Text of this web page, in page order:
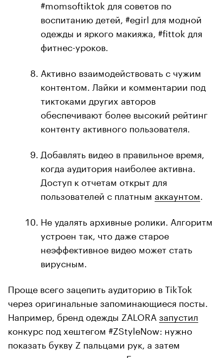
#momsoftiktok для советов по
воспитанию детей, #egirl для модной
одежды и яркого макияжа, #fittok для
фитнес-уроков.
Активно взаимодействовать с чужим
контентом. Лайки и комментарии под
тиктоками других авторов
обеспечивают более высокий рейтинг
контенту активного пользователя.
Добавлять видео в правильное время,
когда аудитория наиболее активна.
Доступ к отчетам открыт для
пользователей с платным аккаунтом
Не удалять архивные ролики. Алгоритм
устроен так, что даже старое
неэффективное видео может стать
вирусным.
Проще всего зацепить аудиторию в TikTok
через оригинальные запоминающиеся посты.
Например, бренд одежды ZALORA запустил
конкурс под хештегом #ZStyleNow: нужно
показать букву Z пальцами рук, а затем